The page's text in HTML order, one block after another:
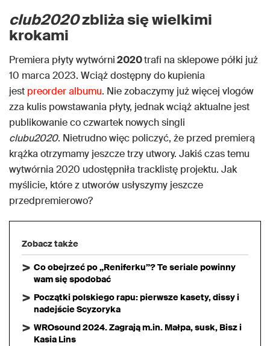
club2020zbliża się wielkimi
krokami
Premiera płyty wytwórni2020trafi na sklepowe półki już
10 marca 2023. Wciąż dostępny do kupienia
jest preorder albumu. Nie zobaczymy już więcej vlogów
zza kulis powstawania płyty, jednak wciąż aktualne jest
publikowanie co czwartek nowych singli
clubu2020. Nietrudno więc policzyć, że przed premierą
krążka otrzymamy jeszcze trzy utwory. Jakiś czas temu
wytwórnia 2020 udostępniła tracklistę projektu. Jak
myślicie, które z utworów usłyszymy jeszcze
przedpremierowo?
Zobacz także
Co obejrzeć po „Reniferku”? Te seriale powinny
wam się spodobać
Początki polskiego rapu: pierwsze kasety, dissy i
nadejście Scyzoryka
WROsound 2024. Zagrają m.in. Małpa, susk, Bisz i
Kasia Lins